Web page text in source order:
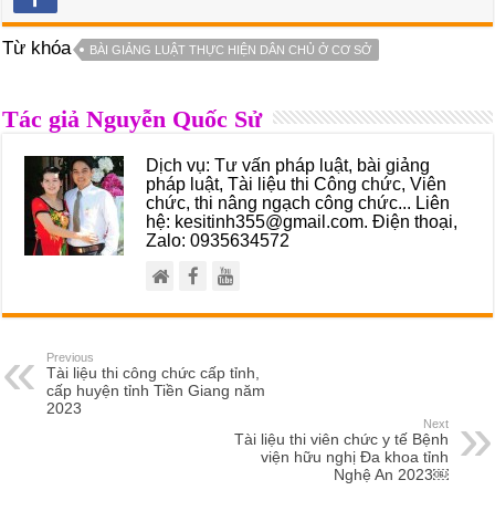
Từ khóa BÀI GIẢNG LUẬT THỰC HIỆN DÂN CHỦ Ở CƠ SỞ
Tác giả Nguyễn Quốc Sử
Dịch vụ: Tư vấn pháp luật, bài giảng
pháp luật, Tài liệu thi Công chức, Viên
chức, thi nâng ngạch công chức... Liên
hệ: kesitinh355@gmail.com. Điện thoại,
Zalo: 0935634572
Previous
Tài liệu thi công chức cấp tỉnh,
cấp huyện tỉnh Tiền Giang năm
2023
Next
Tài liệu thi viên chức y tế Bệnh
viện hữu nghị Đa khoa tỉnh
Nghệ An 2023￼